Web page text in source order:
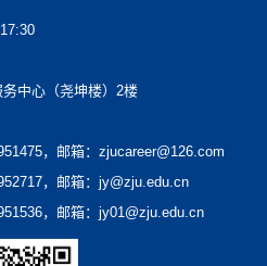
中心（尧坤楼）2楼
，邮箱：zjucareer@126.com
，邮箱：jy@zju.edu.cn
，邮箱：jy01@zju.edu.cn